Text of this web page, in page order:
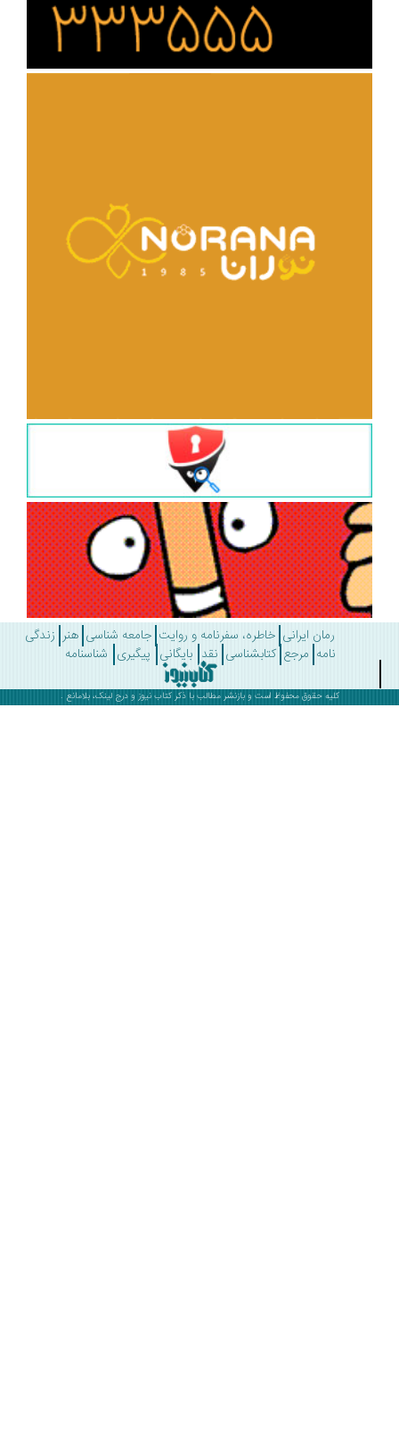
رمان ایرانی خاطره، سفرنامه و روایت جامعه شناسی هنر زندگی
مرجع کتابشناسی نقد بایگانی پیگیری شناسنامه
کلیه حقوق محفوظ است و بازنشر مطالب با ذکرکتاب نیوزو درج لینک، بلامانع .